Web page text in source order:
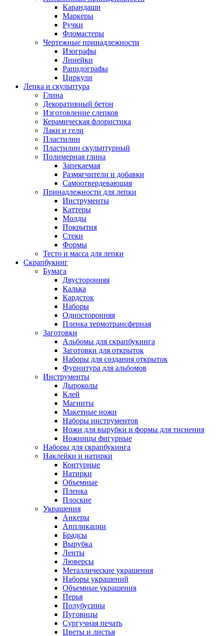
Карандаши
Маркеры
Ручки
Фломастеры
Чертежные принадлежности
Изографы
Линейки
Рапидографы
Циркули
Лепка и скульптура
Глина
Декоративный бетон
Изготовление слепков
Керамическая флористика
Лаки и гели
Пластилин
Пластилин скульптурный
Полимерная глина
Запекаемая
Размягчители и добавки
Самоотвердевающая
Принадлежности для лепки
Инструменты
Каттеры
Молды
Покрытия
Стеки
Формы
Тесто и масса для лепки
Скрапбукинг
Бумага
Двусторонняя
Калька
Кардсток
Наборы
Односторонняя
Пленка термотрансферная
Заготовки
Альбомы для скрапбукинга
Заготовки для открыток
Наборы для создания открыток
Фурнитура для альбомов
Инструменты
Дыроколы
Клей
Магниты
Макетные ножи
Наборы инструментов
Ножи для вырубки и формы для тиснения
Ножницы фигурные
Наборы для скрапбукинга
Наклейки и натирки
Контурные
Натирки
Объемные
Пленка
Плоские
Украшения
Анкеры
Аппликации
Брадсы
Вырубка
Ленты
Люверсы
Металлические украшения
Наборы украшений
Объемные украшения
Перья
Полубусины
Пуговицы
Сургучная печать
Цветы и листья